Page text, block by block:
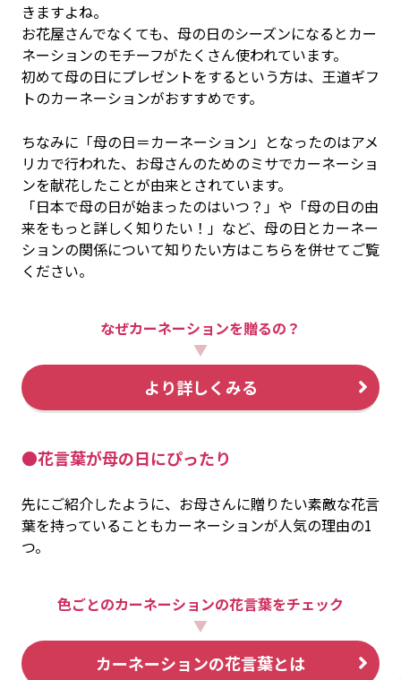
きますよね。
お花屋さんでなくても、母の日のシーズンになるとカー
ネーションのモチーフがたくさん使われています。
初めて母の日にプレゼントをするという方は、王道ギフ
トのカーネーションがおすすめです。
ちなみに「母の日＝カーネーション」となったのはアメ
リカで行われた、お母さんのためのミサでカーネーショ
ンを献花したことが由来とされています。
「日本で母の日が始まったのはいつ？」や「母の日の由
来をもっと詳しく知りたい！」など、母の日とカーネー
ションの関係について知りたい方はこちらを併せてご覧
ください。
なぜカーネーションを贈るの？
▼
より詳しくみる
●花言葉が母の日にぴったり
先にご紹介したように、お母さんに贈りたい素敵な花言
葉を持っていることもカーネーションが人気の理由の1
つ。
色ごとのカーネーションの花言葉をチェック
▼
カーネーションの花言葉とは